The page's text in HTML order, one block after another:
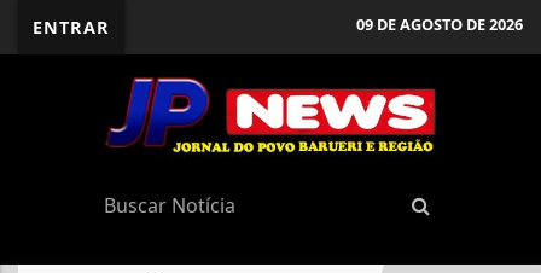
ENTRAR 09 DE AGOSTO DE 2026